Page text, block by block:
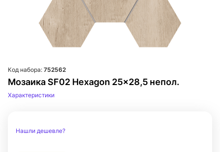
Мозаика SF02 Hexagon 25x28,5 непол.
Код набора: 752562
Характеристики
Нашли дешевле?